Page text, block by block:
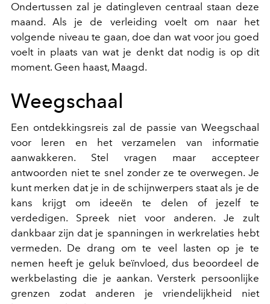
Ondertussen zal je datingleven centraal staan deze
maand. Als je de verleiding voelt om naar het
volgende niveau te gaan, doe dan wat voor jou goed
voelt in plaats van wat je denkt dat nodig is op dit
moment. Geen haast, Maagd.
Weegschaal
Een ontdekkingsreis zal de passie van Weegschaal
voor leren en het verzamelen van informatie
aanwakkeren. Stel vragen maar accepteer
antwoorden niet te snel zonder ze te overwegen. Je
kunt merken dat je in de schijnwerpers staat als je de
kans krijgt om ideeën te delen of jezelf te
verdedigen. Spreek niet voor anderen. Je zult
dankbaar zijn dat je spanningen in werkrelaties hebt
vermeden. De drang om te veel lasten op je te
nemen heeft je geluk beïnvloed, dus beoordeel de
werkbelasting die je aankan. Versterk persoonlijke
grenzen zodat anderen je vriendelijkheid niet